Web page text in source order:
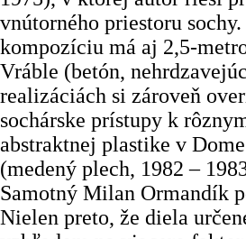
vnútorného priestoru
kompozíciu má aj 2,5-
Vráble (betón,
realizáciách si zároveň
sochárske prístupy k
abstraktnej plastike v
(medený plech, 1982 –
Samotný Milan Ormandík
Nielen preto, že diela